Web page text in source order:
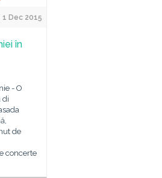
1 Dec 2015
în
- O
di
de
concerte